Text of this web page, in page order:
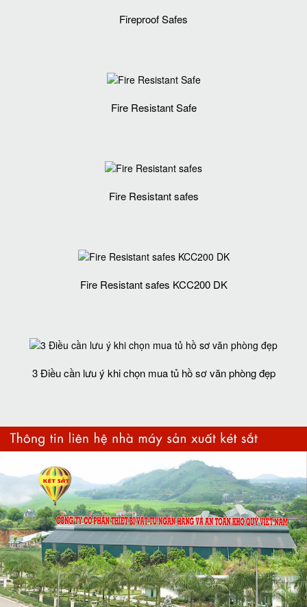
Fireproof Safes
Fire Resistant Safe
Fire Resistant safes
Fire Resistant safes KCC200 DK
3 Điều cần lưu ý khi chọn mua tủ hồ sơ văn phòng đẹp